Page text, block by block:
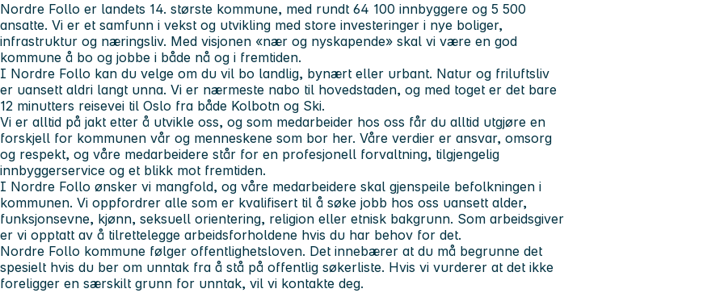
Nordre Follo er landets 14. største kommune, med rundt 64 100 innbyggere og 5 500
ansatte. Vi er et samfunn i vekst og utvikling med store investeringer i nye boliger,
infrastruktur og næringsliv. Med visjonen «nær og nyskapende» skal vi være en god
kommune å bo og jobbe i både nå og i fremtiden.
I Nordre Follo kan du velge om du vil bo landlig, bynært eller urbant. Natur og friluftsliv
er uansett aldri langt unna. Vi er nærmeste nabo til hovedstaden, og med toget er det bare
12 minutters reisevei til Oslo fra både Kolbotn og Ski.
Vi er alltid på jakt etter å utvikle oss, og som medarbeider hos oss får du alltid utgjøre en
forskjell for kommunen vår og menneskene som bor her. Våre verdier er ansvar, omsorg
og respekt, og våre medarbeidere står for en profesjonell forvaltning, tilgjengelig
innbyggerservice og et blikk mot fremtiden.
I Nordre Follo ønsker vi mangfold, og våre medarbeidere skal gjenspeile befolkningen i
kommunen. Vi oppfordrer alle som er kvalifisert til å søke jobb hos oss uansett alder,
funksjonsevne, kjønn, seksuell orientering, religion eller etnisk bakgrunn. Som arbeidsgiver
er vi opptatt av å tilrettelegge arbeidsforholdene hvis du har behov for det.
Nordre Follo kommune følger offentlighetsloven. Det innebærer at du må begrunne det
spesielt hvis du ber om unntak fra å stå på offentlig søkerliste. Hvis vi vurderer at det ikke
foreligger en særskilt grunn for unntak, vil vi kontakte deg.